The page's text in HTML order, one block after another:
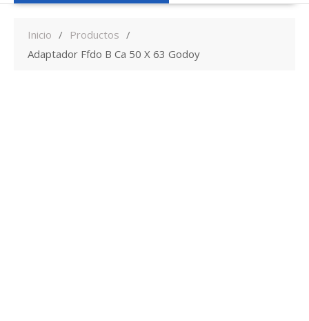
Inicio
Productos
Adaptador Ffdo B Ca 50 X 63 Godoy